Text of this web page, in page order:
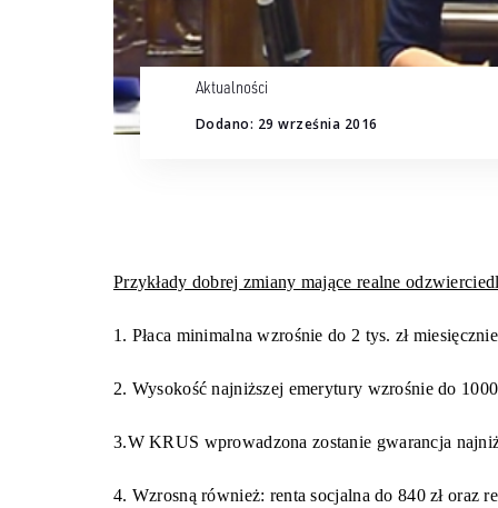
Aktualności
Dodano: 29 września 2016
Przykłady dobrej zmiany mające realne
1. Płaca minimalna wzrośnie do 2 tys. zł
2. Wysokość najniższej emerytury wzrośnie do
3.W KRUS wprowadzona zostanie gwarancja
4. Wzrosną również: renta socjalna do 840 zł oraz